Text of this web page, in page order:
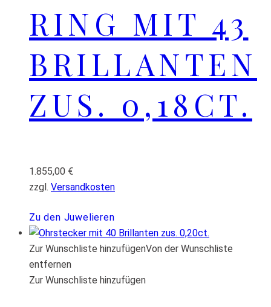
RING MIT 43
BRILLANTEN
ZUS. 0,18CT.
1.855,00 €
zzgl. Versandkosten
Zu den Juwelieren
Zur Wunschliste hinzufügenVon der Wunschliste
entfernen
Zur Wunschliste hinzufügen